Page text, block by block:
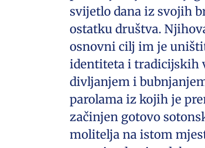
svijetlo dana iz svojih
ostatku društva.
osnovni cilj im je
identiteta i tradicijskih
divljanjem i
parolama iz kojih je
začinjen gotovo
molitelja na istom